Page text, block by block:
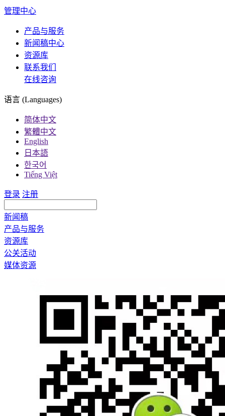
管理中心
产品与服务
新闻稿中心
资源库
联系我们
在线咨询
语言 (Languages)
简体中文
繁體中文
English
日本語
한국어
Tiếng Việt
登录 注册
新闻稿
产品与服务
资源库
公关活动
媒体资源